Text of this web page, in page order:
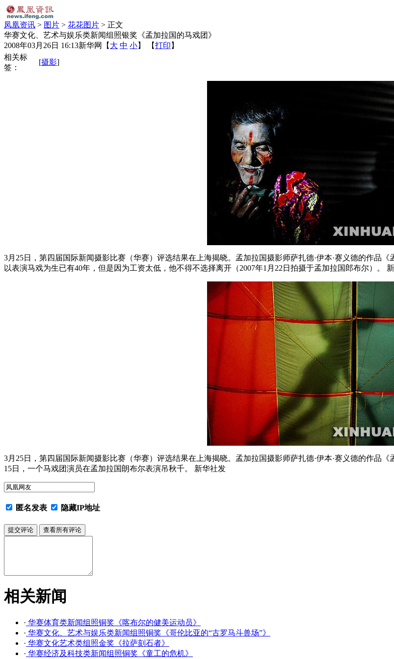
凤凰资讯 > 图片 > 花花图片 > 正文
华赛文化、艺术与娱乐类新闻组照银奖《孟加拉国的马戏团》
2008年03月26日 16:13新华网 【 大 中 小】 【打印 】
相关标
签：
[摄影]
3月25日，第四届国际新闻摄影比赛（华赛）评选结果在上海揭晓。孟加拉国摄影师萨扎德·伊本·赛义德的作品
以表演马戏为生已有40年，但是因为工资太低，他不得不选择离开（2007年1月22日拍摄于孟加拉国郎布尔）。
3月25日，第四届国际新闻摄影比赛（华赛）评选结果在上海揭晓。孟加拉国摄影师萨扎德·伊本·赛义德的作品
15日，一个马戏团演员在孟加拉国朗布尔表演吊秋千。 新华社发
匿名发表 隐藏IP地址
相关新闻
· 华赛体育类新闻组照铜奖《喀布尔的健美运动员》
· 华赛文化、艺术与娱乐类新闻组照铜奖《哥伦比亚的“古罗马斗兽场”》
· 华赛文化艺术类组照金奖《拉萨刻石者》
· 华赛经济及科技类新闻组照铜奖《童工的危机》